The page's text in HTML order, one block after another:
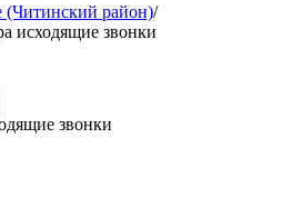
(Читинский район)/
исходящие звонки
звонки